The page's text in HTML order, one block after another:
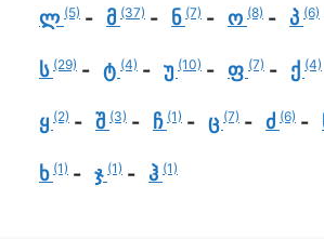
ლ (5) მ (37) ნ (7) ო (8) პ (6)
ს (29) ტ (4) უ (10) ფ (7) ქ (4)
ყ (2) შ (3) ჩ (1) ც (7) ძ (6)
ხ (1) ჯ (1) ჰ (1)